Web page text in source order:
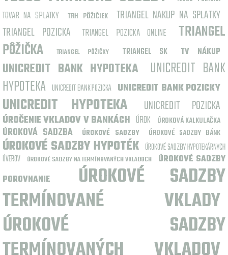
TOVAR NA SPLATKY TRH PÔŽIČIEK
TRIANGEL NAKUP NA SPLATKY
TRIANGEL POZICKA
TRIANGEL POZICKA ONLINE
TRIANGEL
PÔŽIČKA
TRIANGEL PÔŽIČKY TRIANGEL SK TV NÁKUP
UNICREDIT BANK HYPOTEKA
UNICREDIT BANK
HYPOTEKA UNICREDIT BANK POZICKA UNICREDIT BANK POZICKY
UNICREDIT HYPOTEKA UNICREDIT POZICKA
ÚROČENIE VKLADOV V BANKÁCH ÚROK ÚROKOVÁ KALKULAČKA
ÚROKOVÁ SADZBA ÚROKOVÉ SADZBY ÚROKOVÉ SADZBY BÁNK
ÚROKOVÉ SADZBY HYPOTÉK ÚROKOVÉ SADZBY HYPOTEKÁRNYCH
ÚVEROV
ÚROKOVÉ SADZBY NA TERMÍNOVANÝCH VKLADOCH
ÚROKOVÉ SADZBY
POROVNANIE
ÚROKOVÉ SADZBY
TERMÍNOVANÉ VKLADY
ÚROKOVÉ SADZBY